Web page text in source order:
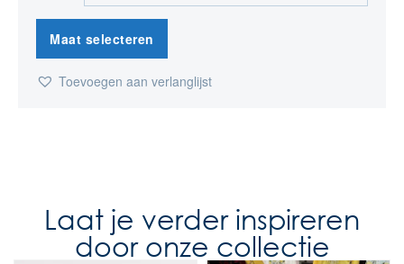
Maat selecteren
Toevoegen aan verlanglijst
Laat je verder inspireren
door onze collectie